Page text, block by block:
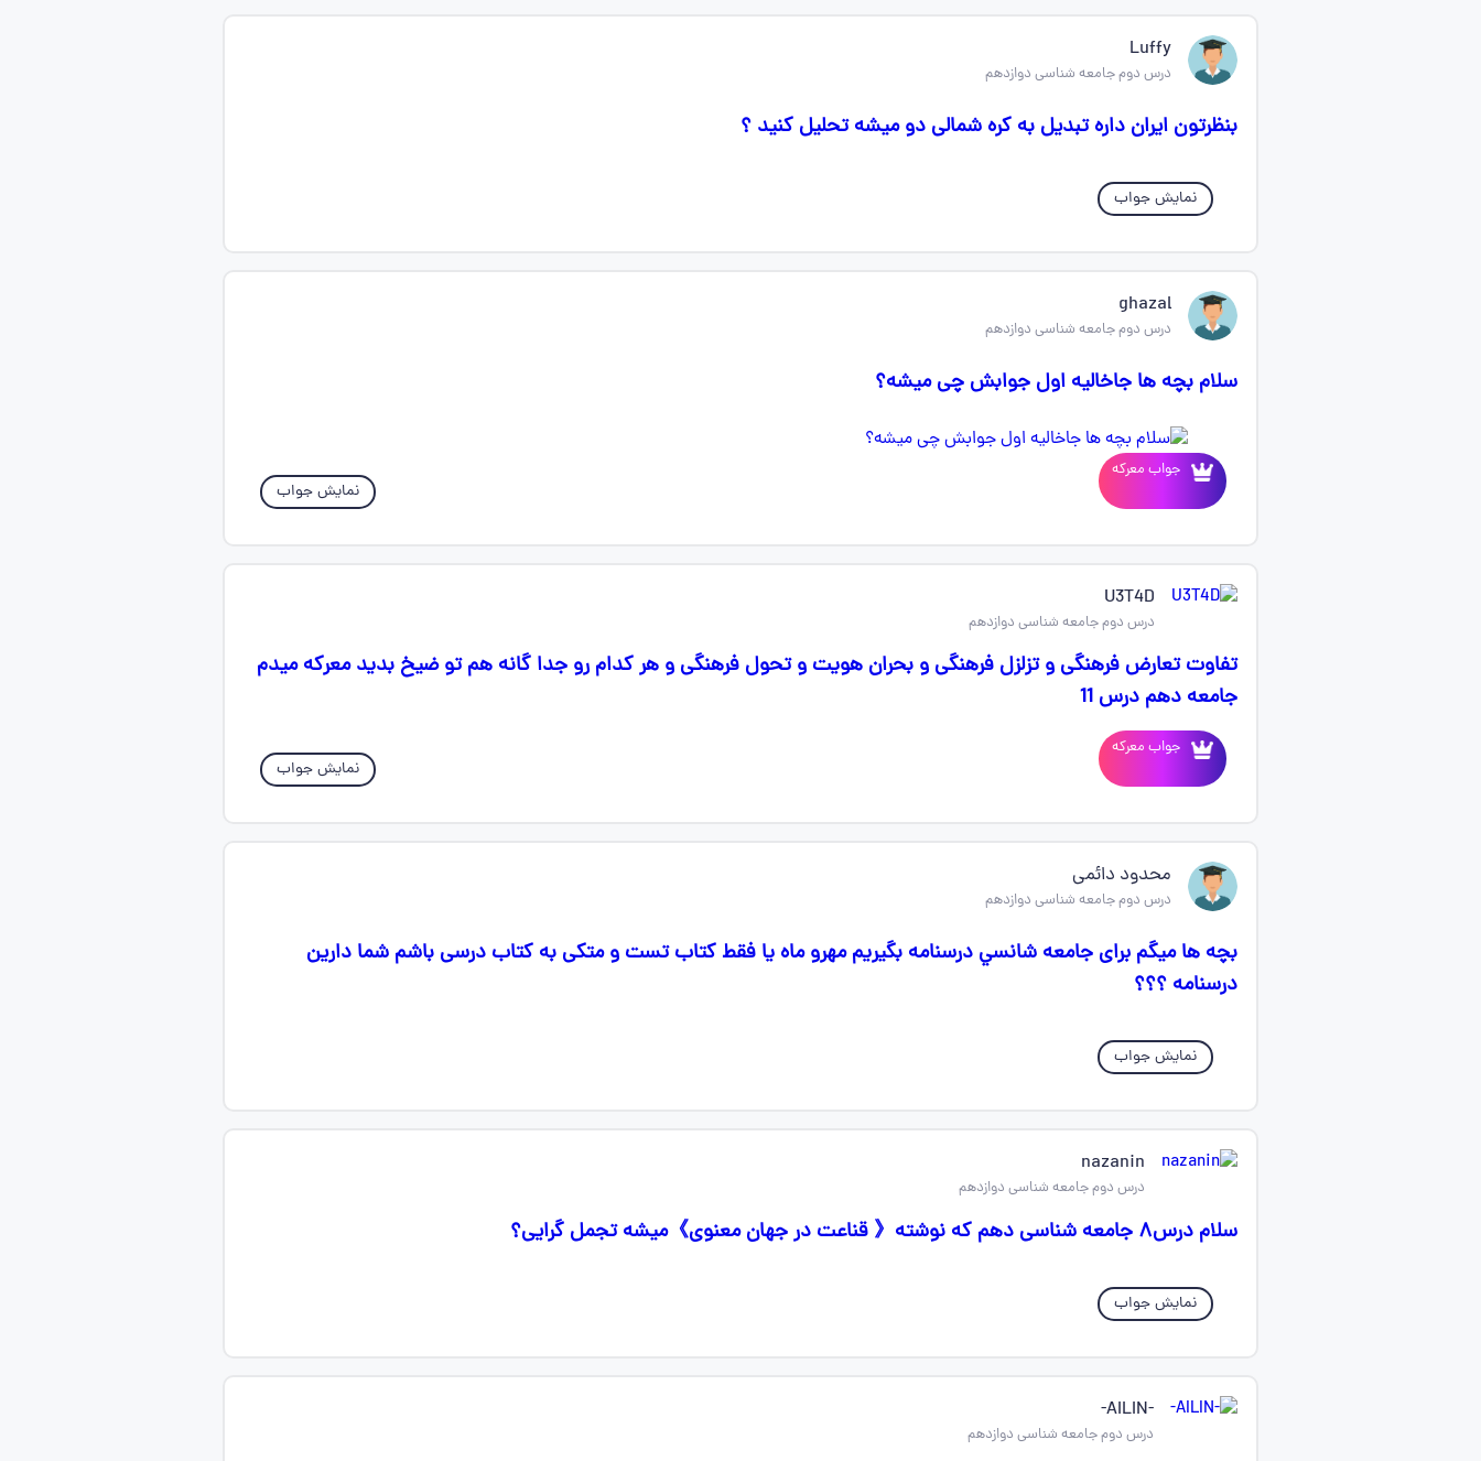
Luffy
درس دوم جامعه شناسی دوازدهم
بنظرتون ایران داره تبدیل به کره شمالی دو میشه تحلیل کنید ؟
نمایش جواب
ghazal
درس دوم جامعه شناسی دوازدهم
سلام بچه ها جاخالیه اول جوابش چی میشه؟
جواب معرکه
نمایش جواب
U3T4D
درس دوم جامعه شناسی دوازدهم
تفاوت تعارض فرهنگی و تزلزل فرهنگی و بحران هویت و تحول فرهنگی و هر کدام رو جدا گانه هم تو ضیخ بدید معرکه میدم
جامعه دهم درس 11
جواب معرکه
نمایش جواب
محدود دائمی
درس دوم جامعه شناسی دوازدهم
بچه ها میگم برای جامعه شانسي درسنامه بگیریم مهرو ماه یا فقط کتاب تست و متکی به کتاب درسی باشم شما دارین
درسنامه ؟؟؟
نمایش جواب
nazanin
درس دوم جامعه شناسی دوازدهم
سلام درس۸ جامعه شناسی دهم که نوشته《 قناعت در جهان معنوی》میشه تجمل گرایی؟
نمایش جواب
-AILIN-
درس دوم جامعه شناسی دوازدهم